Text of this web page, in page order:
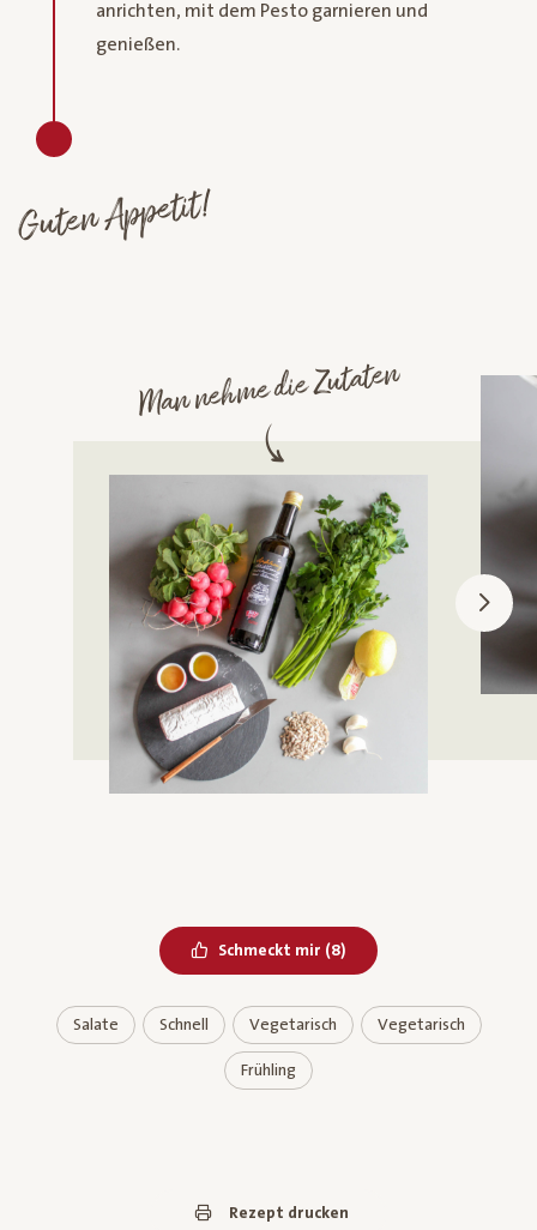
anrichten, mit dem Pesto garnieren und
genießen.
Guten Appetit!
Man nehme die Zutaten
Schmeckt mir Bereits geliked
(8)
Salate Schnell Vegetarisch Vegetarisch
Frühling
Rezept drucken